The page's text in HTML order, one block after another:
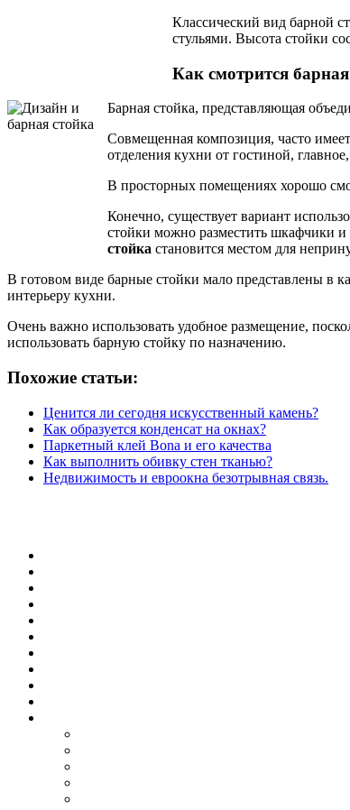
Классический вид барной
стульями. Высота стойки
Как смотрится
Барная стойка, представляющая
Совмещенная композиция, часто
отделения кухни от гостиной,
В просторных помещениях хорошо
Конечно, существует вариант
стойки можно разместить шкафчики и
стойка становится местом для
В готовом виде барные стойки мало представлены в
интерьеру кухни.
Очень важно использовать удобное размещение,
использовать барную стойку по назначению.
Похожие статьи:
Ценится ли сегодня искусственный камень?
Как образуется конденсат на окнах?
Паркетный клей Bona и его качества
Как выполнить обивку стен тканью?
Недвижимость и евроокна безотрывная связь.